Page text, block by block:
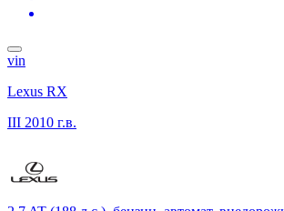
vin
Lexus RX
III 2010 г.в.